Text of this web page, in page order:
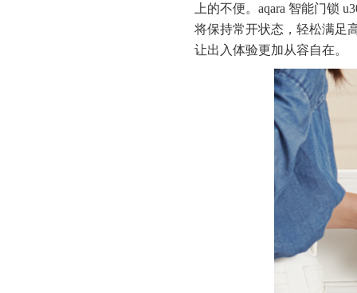
上的不便。aqara 智能门锁
将保持常开状态，轻松满足
让出入体验更加从容自在。